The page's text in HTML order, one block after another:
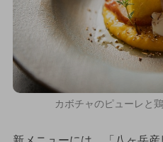
カボチャのピューレと